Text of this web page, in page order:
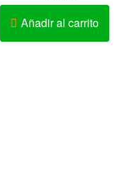
Añadir al carrito